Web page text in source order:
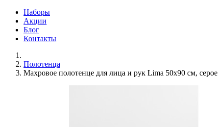
Наборы
Акции
Блог
Контакты
Полотенца
Махровое полотенце для лица и рук Lima 50х90 см, серое